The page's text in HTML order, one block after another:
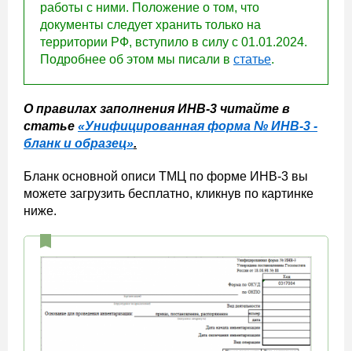
работы с ними. Положение о том, что
документы следует хранить только на
территории РФ, вступило в силу с 01.01.2024.
Подробнее об этом мы писали в статье.
О правилах заполнения ИНВ-3 читайте в
статье «Унифицированная форма № ИНВ-3 -
бланк и образец».
Бланк основной описи ТМЦ по форме ИНВ-3 вы
можете загрузить бесплатно, кликнув по картинке
ниже.